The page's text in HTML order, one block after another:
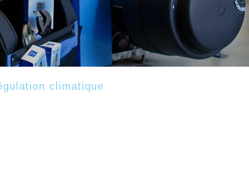
climatique